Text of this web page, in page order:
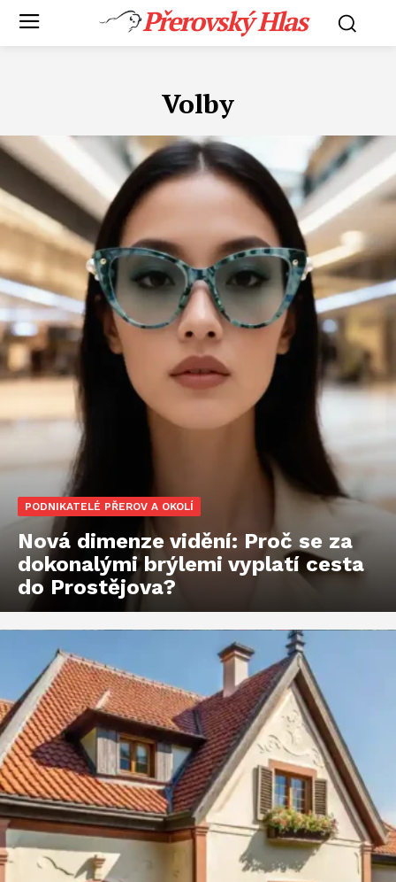
Přerovský Hlas
Volby
PODNIKATELÉ PŘEROV A OKOLÍ
Nová dimenze vidění: Proč se za
dokonalými brýlemi vyplatí cesta
do Prostějova?